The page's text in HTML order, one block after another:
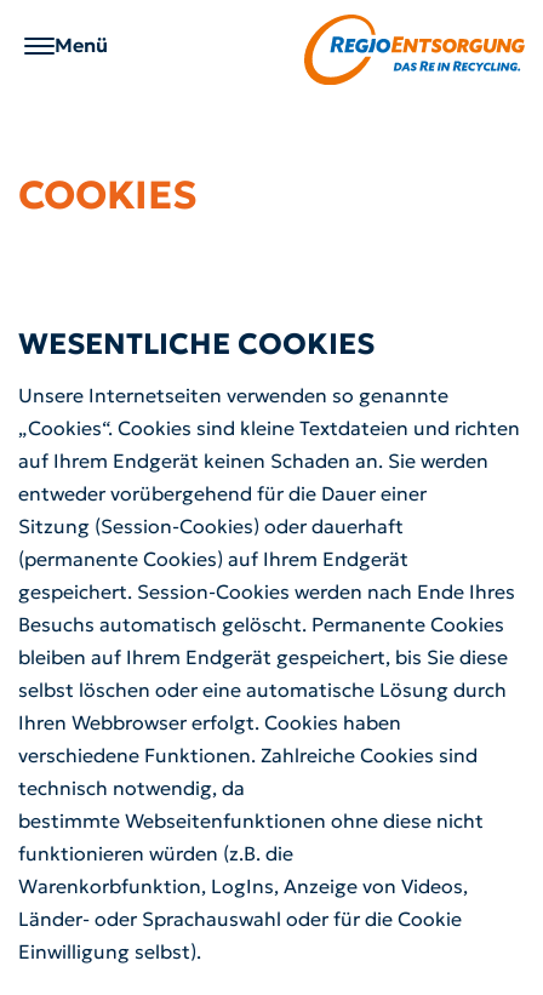
Menü
Abfall-ABC
Anträge / Formulare
Abholservice
Abfallkalender
Behälterbestellung
Sperrmüll/Elektroschrott
Gewerbeabfälle
Leerungsdaten
Servicestandorte
Rückgabe von Batterien
Was wir tun
App "RE-entsorgt"
Aktuelles
Bekanntmachungen
Gremien
RegioEntsorgung AöR
Satzung
Ausbildung
COOKIES
WESENTLICHE COOKIES
Unsere Internetseiten verwenden so genannte
„Cookies“. Cookies sind kleine Textdateien und richten
auf Ihrem Endgerät keinen Schaden an. Sie werden
entweder vorübergehend für die Dauer einer
Sitzung (Session-Cookies) oder dauerhaft
(permanente Cookies) auf Ihrem Endgerät
gespeichert. Session-Cookies werden nach Ende Ihres
Besuchs automatisch gelöscht. Permanente Cookies
bleiben auf Ihrem Endgerät gespeichert, bis Sie diese
selbst löschen oder eine automatische Lösung durch
Ihren Webbrowser erfolgt. Cookies haben
verschiedene Funktionen. Zahlreiche Cookies sind
technisch notwendig, da
bestimmte Webseitenfunktionen ohne diese nicht
funktionieren würden (z.B. die
Warenkorbfunktion, LogIns, Anzeige von Videos,
Länder- oder Sprachauswahl oder für die Cookie
Einwilligung selbst).